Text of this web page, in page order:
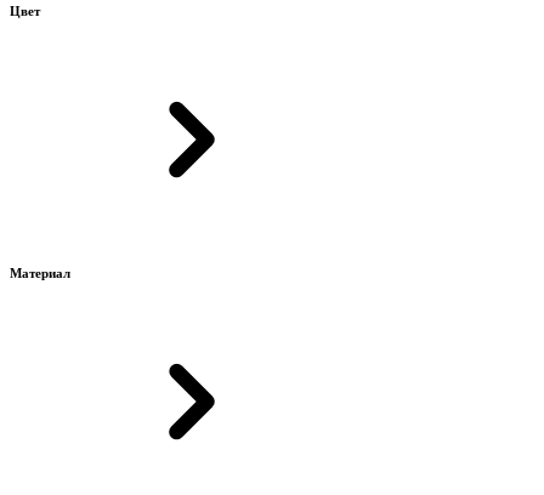
Цвет
Материал